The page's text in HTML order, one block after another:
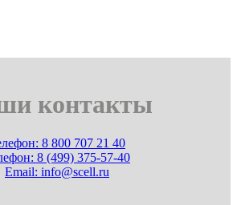
контакты
8 800 707 21 40
8 (499) 375-57-40
Email: info@scell.ru